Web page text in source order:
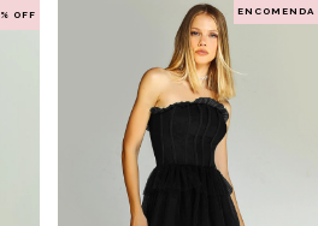
% OFF ENCOMENDA